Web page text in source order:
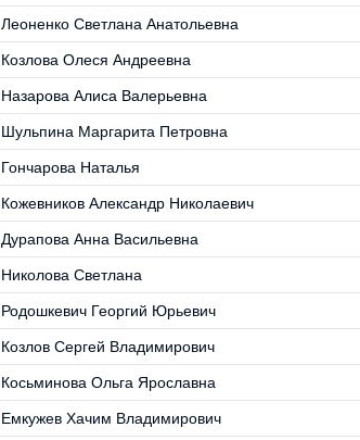
Леоненко Светлана Анатольевна
Козлова Олеся Андреевна
Назарова Алиса Валерьевна
Шульпина Маргарита Петровна
Гончарова Наталья
Кожевников Александр Николаевич
Дурапова Анна Васильевна
Николова Светлана
Родошкевич Георгий Юрьевич
Козлов Сергей Владимирович
Косьминова Ольга Ярославна
Емкужев Хачим Владимирович